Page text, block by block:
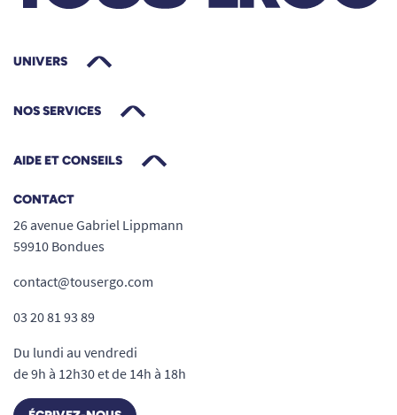
UNIVERS
NOS SERVICES
AIDE ET CONSEILS
CONTACT
26 avenue Gabriel Lippmann
59910 Bondues
contact@tousergo.com
03 20 81 93 89
Du lundi au vendredi
de 9h à 12h30 et de 14h à 18h